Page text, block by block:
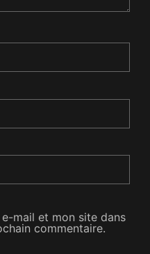
mail et mon site dans
commentaire.